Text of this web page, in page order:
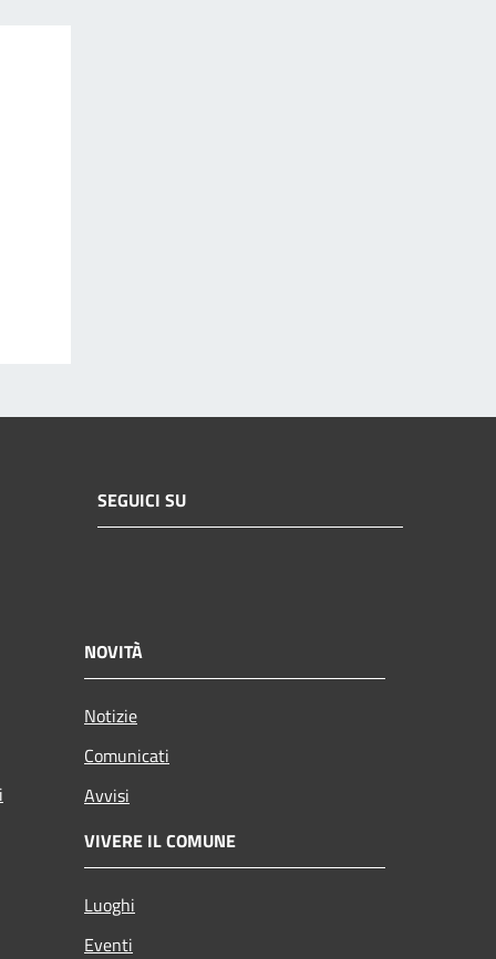
SEGUICI SU
NOVITÀ
Notizie
Comunicati
Avvisi
VIVERE IL COMUNE
Luoghi
Eventi